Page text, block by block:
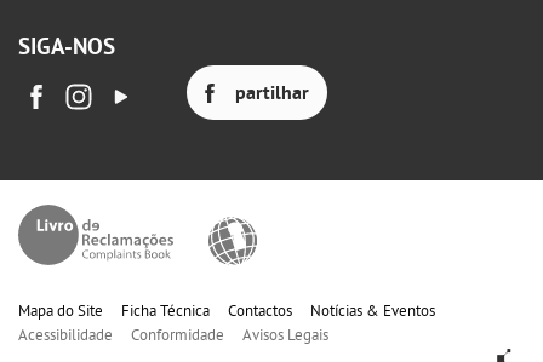
SIGA-NOS
partilhar
Mapa do Site Ficha Técnica Contactos
Notícias & Eventos
Acessibilidade
Conformidade Avisos Legais